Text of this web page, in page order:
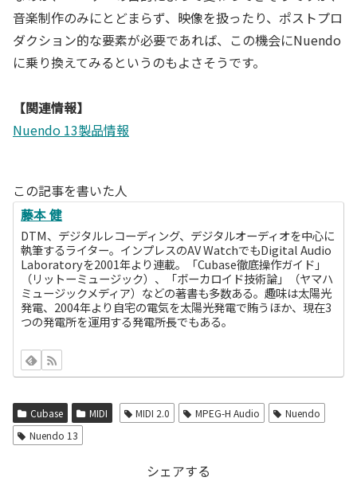
音楽制作のみにとどまらず、映像を扱ったり、ポストプロ
ダクション的な要素が必要であれば、この機会にNuendo
に乗り換えてみるというのもよさそうです。
【関連情報】
Nuendo 13製品情報
この記事を書いた人
藤本 健
DTM、デジタルレコーディング、デジタルオーディオを中心に
執筆するライター。インプレスのAV WatchでもDigital Audio
Laboratoryを2001年より連載。「Cubase徹底操作ガイド」
（リットーミュージック）、「ボーカロイド技術論」（ヤマハ
ミュージックメディア）などの著書も多数ある。趣味は太陽光
発電、2004年より自宅の電気を太陽光発電で賄うほか、現在3
つの発電所を運用する発電所長でもある。
Cubase MIDI MIDI 2.0 MPEG-H Audio
Nuendo
Nuendo 13
シェアする